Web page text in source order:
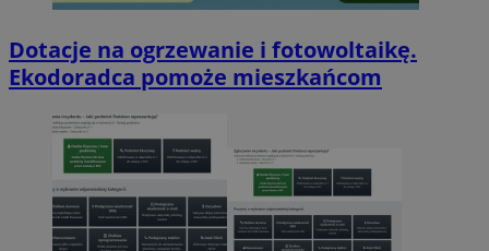
Dotacje na ogrzewanie i fotowoltaikę.
Ekodoradca pomoże mieszkańcom